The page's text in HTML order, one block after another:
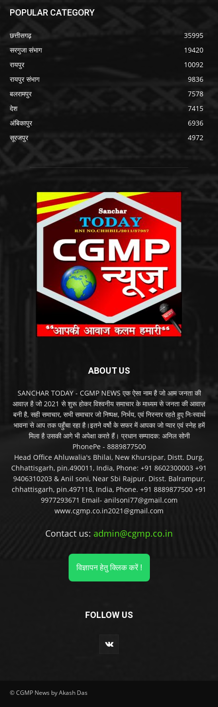
POPULAR CATEGORY
छत्तीसगढ़
35995
सरगुजा संभाग
19420
रायपुर
10092
रायपुर संभाग
9836
बलरामपुर
7578
देश
7415
अंबिकापुर
6936
सूरजपुर
4972
ABOUT US
SANCHAR TODAY - CGMP NEWS एक ऐसा नाम है जो आम जनता की
आवाज़ है जो 2021 से शुरू होकर विश्वनीय समाचार के माध्यम से जनता की आवाज़
बनी है, सही समाचार, सभी समाचार जो निष्पक्ष, निर्भय, एवं निरन्तर रहते हुए निःस्वार्थ
भावना से आप तक पहुँचा रहा है।इतने वर्षो के सफर में आपका जो प्यार एवं स्नेह हमें
मिला है उसकी आगे भी अपेक्षा करते हैं। प्रधान सम्पादक: अनिल सोनी
PhonePe - 8889877500
Head Office Ahluwalia's Bhilai, New Khursipar, Distt. Durg,
Chhattisgarh, pin.490011, India, Phone: +91 8602300003 +91
9406310203 & Anil soni, Near Sbi Rajpur. Disst. Balrampur,
chhattisgarh, pin.497118, India, Phone. +91 8889877500 +91
9977293671 Email- anilsoni77@gmail.com
www.cgmp.co.in2021@gmail.com
Contact us: admin@cgmp.co.in
विज्ञापन हेतु क्लिक करें !
FOLLOW US
© CGMP News by Akash Das